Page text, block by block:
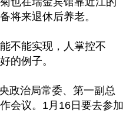
将来退休后养老。
不能实现，人掌控不
的例子。
政治局常委、第一副总
会议。1月16日要去参加